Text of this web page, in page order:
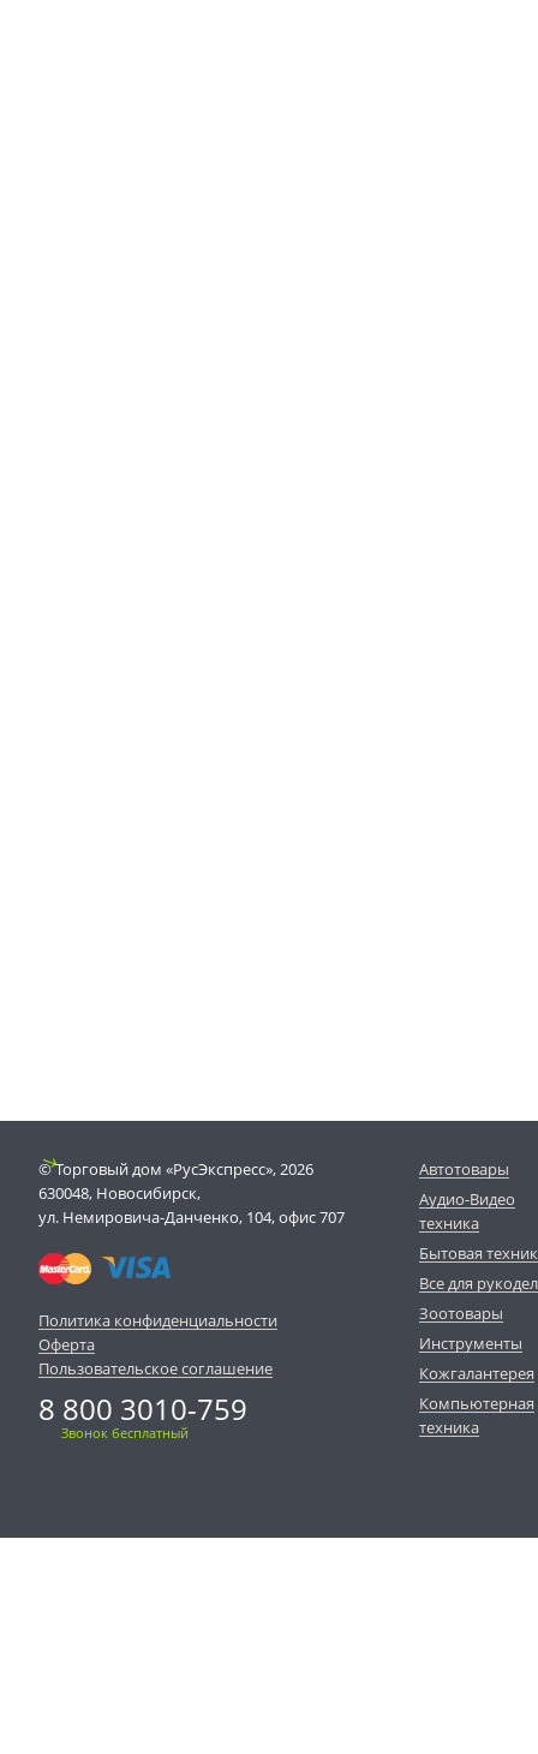
© Торговый дом «РусЭкспресс», 2026
630048, Новосибирск,
ул. Немировича-Данченко, 104, офис 707
Политика конфиденциальности
Оферта
Пользовательское соглашение
8 800 3010-759
Звонок бесплатный
Автотовары
Аудио-Видео
техника
Бытовая
Все для
Зоотовары
Инструменты
Кожгалантерея
Компьютерная
техника